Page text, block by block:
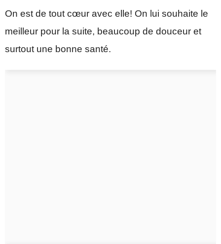
On est de tout cœur avec elle! On lui souhaite le
meilleur pour la suite, beaucoup de douceur et
surtout une bonne santé.